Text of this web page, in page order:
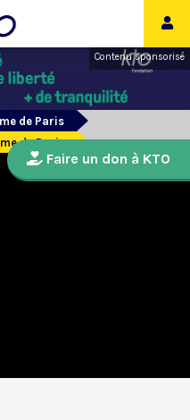
Contenu sponsorisé
de Paris
de Paris
Faire un don à KTO